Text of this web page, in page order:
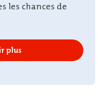
les chances de
plus